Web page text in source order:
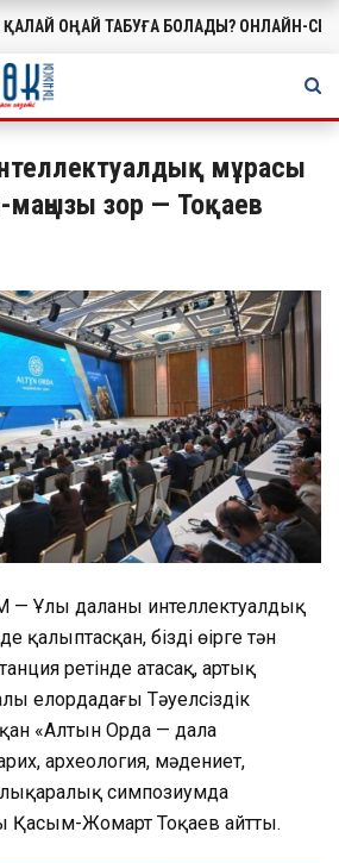
ҚАЛАЙ ОҢАЙ ТАБУҒА БОЛАДЫ? ОНЛАЙН-
мұрасы
зор — Тоқаев
— Ұлы даланың интеллектуалдық
қалыптасқан, біздің өңірге тән
ретінде атасақ, артық
елордадағы Тәуелсіздік
«Алтын Орда — дала
археология, мәдениет,
симпозиумда
Жомарт Тоқаев айтты.